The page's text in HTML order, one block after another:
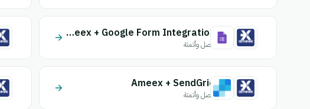
Ameex + Google Form Integration
اتصل وأتمتة
Ameex + SendGrid
اتصل وأتمتة